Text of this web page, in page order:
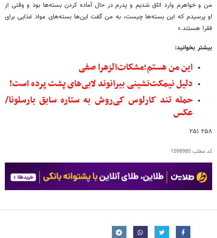
من و خواهرم وارد اتاق شدیم و پدرم در حال آماده کردن بسته‌ها بود و وقتی از
او پرسیدم که این بسته‌ها چیست، به من گفت این‌ها بسته‌های مواد غذایی برای
فقرا هستند.»
بیشتر بخوانید:
این من هستم؛مشکات‌الزهرا صفی
دلیل نیمکت‌نشینی بیرانوند لابی‌های پشت پرده است!
حمله تند کارلوس کی‌روش به ستاره سابق بارسلونا/
عکس
۲۵۸ ۲۵۱
کد مطلب1598980